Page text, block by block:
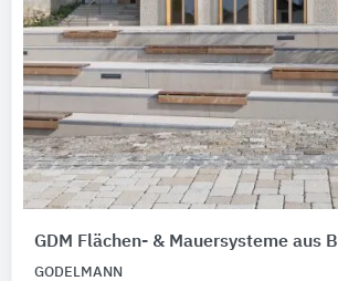
GDM Flächen- & Mauersysteme aus
GODELMANN